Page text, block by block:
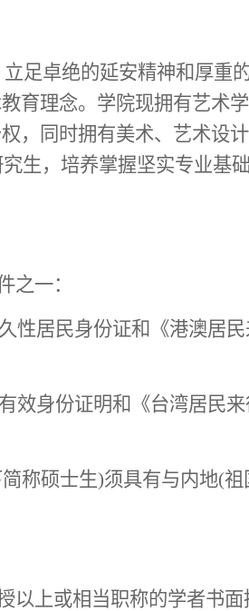
足卓绝的延安精神和厚重
育理念。学院现拥有艺术
，同时拥有美术、艺术设
生，培养掌握坚实专业基
之一：
性居民身份证和《港澳居
效身份证明和《台湾居民
称硕士生)须具有与内地(
上或相当职称的学者书面